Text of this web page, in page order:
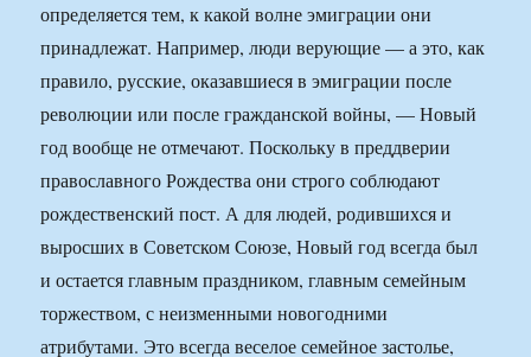
определяется тем, к какой волне эмиграции они
принадлежат. Например, люди верующие — а это, как
правило, русские, оказавшиеся в эмиграции после
революции или после гражданской войны, — Новый
год вообще не отмечают. Поскольку в преддверии
православного Рождества они строго соблюдают
рождественский пост. А для людей, родившихся и
выросших в Советском Союзе, Новый год всегда был
и остается главным праздником, главным семейным
торжеством, с неизменными новогодними
атрибутами. Это всегда веселое семейное застолье,